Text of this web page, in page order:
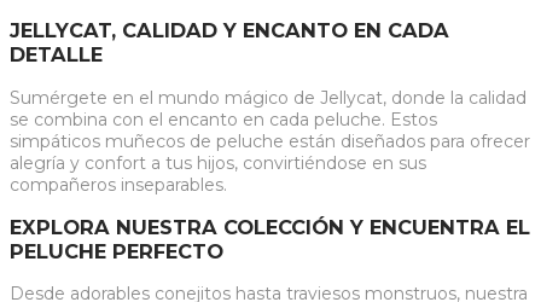
JELLYCAT, CALIDAD Y ENCANTO EN CADA
DETALLE
Sumérgete en el mundo mágico de Jellycat, donde la calidad
se combina con el encanto en cada peluche. Estos
simpáticos muñecos de peluche están diseñados para ofrecer
alegría y confort a tus hijos, convirtiéndose en sus
compañeros inseparables.
EXPLORA NUESTRA COLECCIÓN Y ENCUENTRA EL
PELUCHE PERFECTO
Desde adorables conejitos hasta traviesos monstruos, nuestra